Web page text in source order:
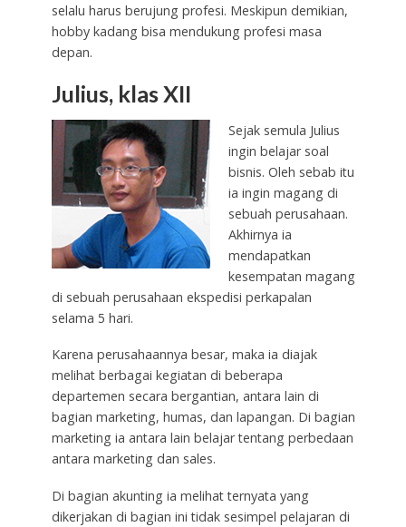
selalu harus berujung profesi. Meskipun demikian,
hobby kadang bisa mendukung profesi masa
depan.
Julius, klas XII
Sejak semula Julius
ingin belajar soal
bisnis. Oleh sebab itu
ia ingin magang di
sebuah perusahaan.
Akhirnya ia
mendapatkan
kesempatan magang
di sebuah perusahaan ekspedisi perkapalan
selama 5 hari.
Karena perusahaannya besar, maka ia diajak
melihat berbagai kegiatan di beberapa
departemen secara bergantian, antara lain di
bagian marketing, humas, dan lapangan. Di bagian
marketing ia antara lain belajar tentang perbedaan
antara marketing dan sales.
Di bagian akunting ia melihat ternyata yang
dikerjakan di bagian ini tidak sesimpel pelajaran di